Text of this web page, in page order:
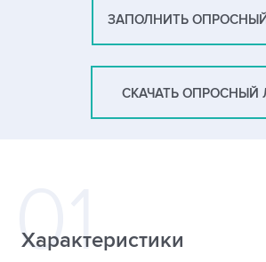
ЗАПОЛНИТЬ
СКАЧАТЬ ОПРОСНЫЙ
Характеристики